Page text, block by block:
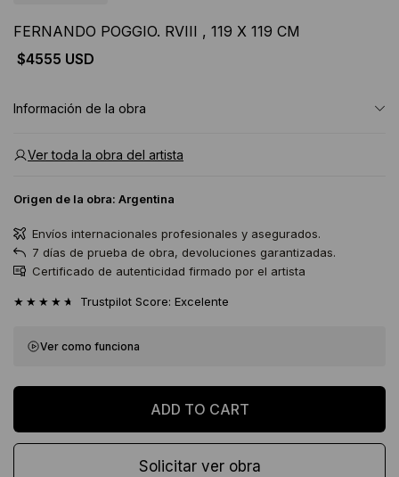
FERNANDO POGGIO. RVIII , 119 X 119 CM
$4555 USD
Información de la obra
Ver toda la obra del artista
Origen de la obra: Argentina
Envíos internacionales profesionales y asegurados.
7 días de prueba de obra, devoluciones garantizadas.
Certificado de autenticidad firmado por el artista
★★★★★ Trustpilot Score: Excelente
Ver como funciona
Solicitar ver obra